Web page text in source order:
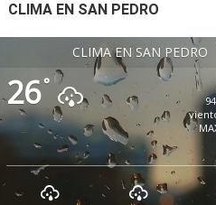
CLIMA EN SAN PEDRO
CLIMA EN SAN PEDRO
26°